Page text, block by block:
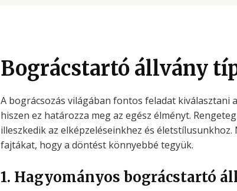
Bográcstartó állvány
A bográcsozás világában fontos feladat kiválasztani
hiszen ez határozza meg az egész élményt.
illeszkedik az elképzeléseinkhez és
fajtákat, hogy a döntést könnyebbé tegyük.
1. Hagyományos bográcstartó